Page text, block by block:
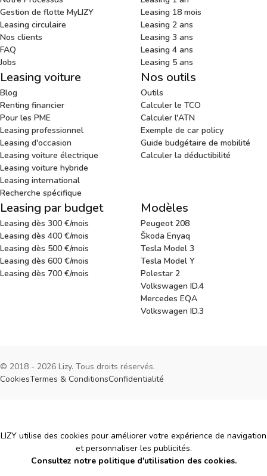
Gestion de flotte MyLIZY
Leasing circulaire
Nos clients
FAQ
Jobs
Leasing 18 mois
Leasing 2 ans
Leasing 3 ans
Leasing 4 ans
Leasing 5 ans
Leasing voiture
Blog
Renting financier
Pour les PME
Leasing professionnel
Leasing d'occasion
Leasing voiture électrique
Leasing voiture hybride
Leasing international
Recherche spécifique
Nos outils
Outils
Calculer le TCO
Calculer l'ATN
Exemple de car policy
Guide budgétaire de mobilité
Calculer la déductibilité
Leasing par budget
Leasing dès 300 €/mois
Leasing dès 400 €/mois
Leasing dès 500 €/mois
Leasing dès 600 €/mois
Leasing dès 700 €/mois
Modèles
Peugeot 208
Škoda Enyaq
Tesla Model 3
Tesla Model Y
Polestar 2
Volkswagen ID.4
Mercedes EQA
Volkswagen ID.3
© 2018 - 2026 Lizy. Tous droits réservés.
CookiesTermes & ConditionsConfidentialité
Cookies
LIZY utilise des cookies pour améliorer votre expérience de navigation
et personnaliser les publicités.
Consultez notre politique d'utilisation des cookies.